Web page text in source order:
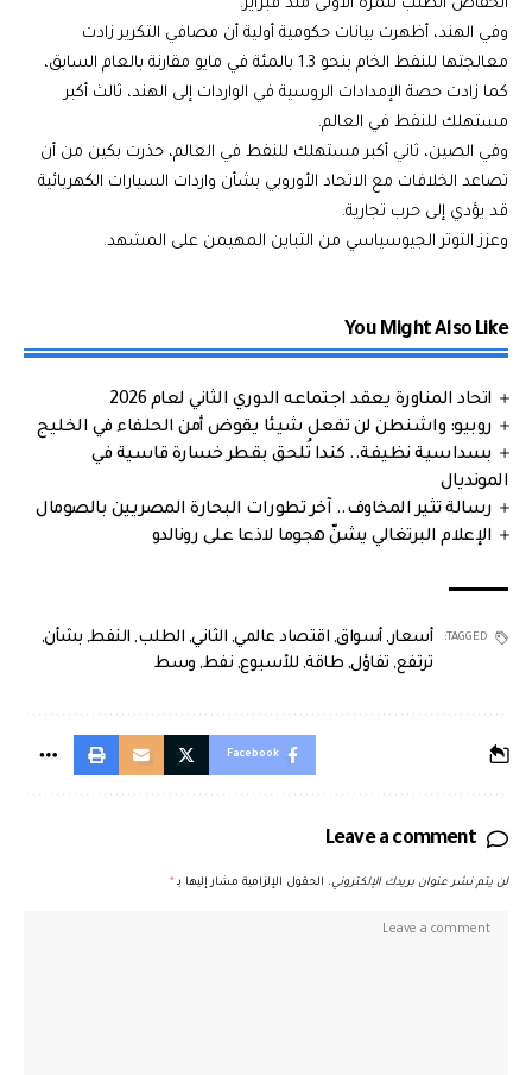
انخفاض الطلب للمرة الأولى منذ فبراير.
وفي الهند، أظهرت بيانات حكومية أولية أن مصافي التكرير زادت
معالجتها للنفط الخام بنحو 1.3 بالمئة في مايو مقارنة بالعام السابق،
كما زادت حصة الإمدادات الروسية في الواردات إلى الهند، ثالث أكبر
مستهلك للنفط في العالم.
وفي الصين، ثاني أكبر مستهلك للنفط في العالم، حذرت بكين من أن
تصاعد الخلافات مع الاتحاد الأوروبي بشأن واردات السيارات الكهربائية
قد يؤدي إلى حرب تجارية.
وعزز التوتر الجيوسياسي من التباين المهيمن على المشهد.
You Might Also Like
اتحاد المناورة يعقد اجتماعه الدوري الثاني لعام 2026
روبيو: واشنطن لن تفعل شيئا يقوض أمن الحلفاء في الخليج
بسداسية نظيفة.. كندا تُلحق بقطر خسارة قاسية في
المونديال
رسالة تثير المخاوف.. آخر تطورات البحارة المصريين بالصومال
الإعلام البرتغالي يشنّ هجوما لاذعا على رونالدو
TAGGED: أسعار , أسواق, اقتصاد عالمي, الثاني, الطلب, النفط, بشأن,
ترتفع, تفاؤل, طاقة, للأسبوع, نفط, وسط
Facebook
Leave a comment
لن يتم نشر عنوان بريدك الإلكتروني. الحقول الإلزامية مشار إليها بـ *